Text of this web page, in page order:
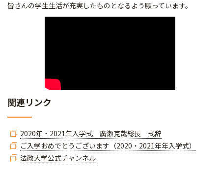
皆さんの学生生活が充実したものとなるよう願っています。
関連リンク
2020年・2021年入学式 廣瀬克哉総長 式辞
ご入学おめでとうございます（2020・2021年年入学式）
法政大学公式チャンネル